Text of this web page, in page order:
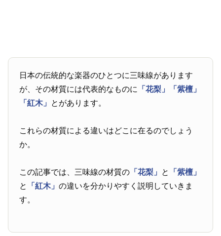
日本の伝統的な楽器のひとつに三味線があります
が、その材質には代表的なものに 「花梨」
「紫檀」
「紅木」 とがあります。
これらの材質による違いはどこに在るのでしょう
か。
この記事では、三味線の材質の 「花梨」 と
「紫檀」
と
「紅木」の違いを分かりやすく説明していきま
す。